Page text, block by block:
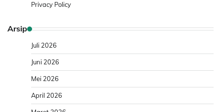
Privacy Policy
Arsip
Juli 2026
Juni 2026
Mei 2026
April 2026